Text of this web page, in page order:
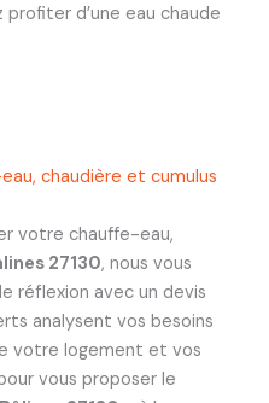
d’une eau chaude
chaudière et cumulus
votre chauffe-eau,
27130, nous vous
réflexion avec un devis
analysent vos besoins
votre logement et vos
vous proposer le